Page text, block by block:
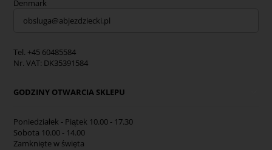
Denmark
obsluga@abjezdziecki.pl
Tel. +45 60485584
Nr. VAT: DK35391584
GODZINY OTWARCIA SKLEPU
Poniedziałek - Piątek 10.00 - 17.30
Sobota 10.00 - 14.00
Zamknięte w święta